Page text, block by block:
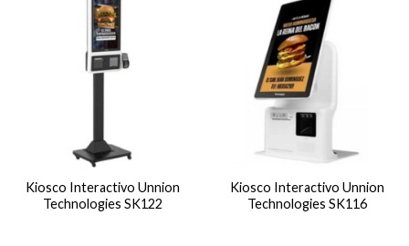
Kiosco Interactivo Unnion
Technologies SK122
Kiosco Interactivo Unnion
Technologies SK116